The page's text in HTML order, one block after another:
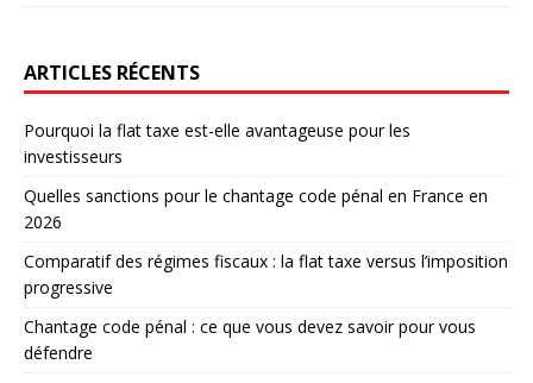
ARTICLES RÉCENTS
Pourquoi la flat taxe est-elle avantageuse pour les
investisseurs
Quelles sanctions pour le chantage code pénal en France en
2026
Comparatif des régimes fiscaux : la flat taxe versus l’imposition
progressive
Chantage code pénal : ce que vous devez savoir pour vous
défendre